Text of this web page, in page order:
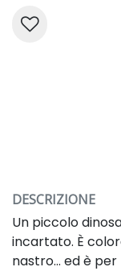
DESCRIZIONE
Un piccolo
incartato. È
nastro… ed è per